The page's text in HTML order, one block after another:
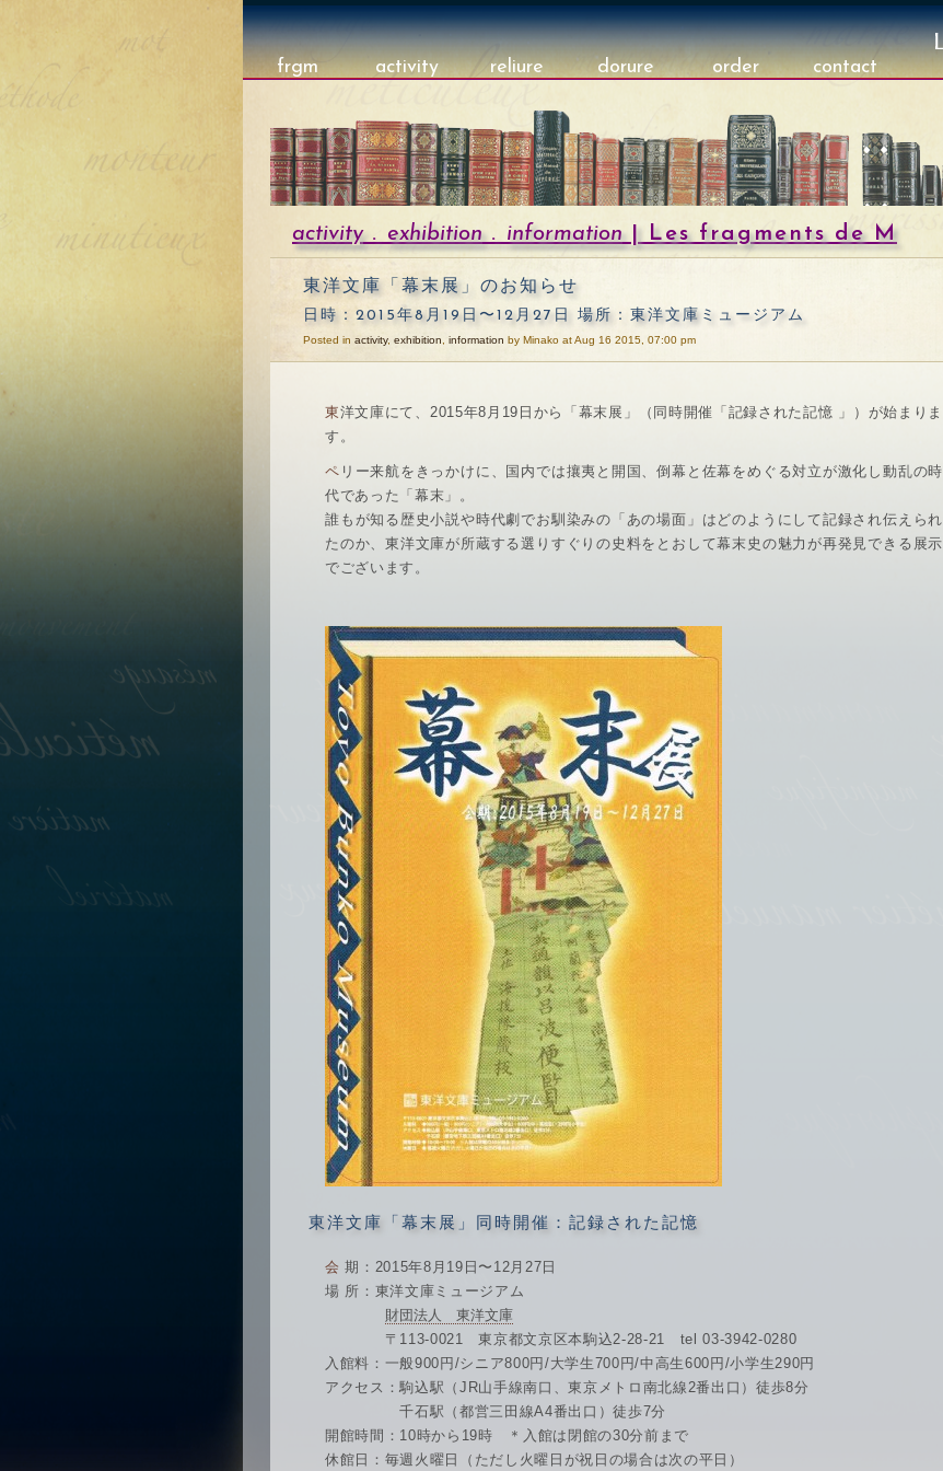
frgm activity reliure dorure order contact
activity. exhibition. information| Les fragments de M
東洋文庫「幕末展」のお知らせ
日時：2015年8月19日〜12月27日 場所：東洋文庫ミュージアム
Posted in activity, exhibition information by Minako at Aug 16 2015, 07:00 pm
東洋文庫にて、2015年8月19日から「幕末展」（同時開催「記録された記憶 」）が始まりま
す。
ペリー来航をきっかけに、国内では攘夷と開国、倒幕と佐幕をめぐる対立が激化し動乱の時
代であった「幕末」。
誰もが知る歴史小説や時代劇でお馴染みの「あの場面」はどのようにして記録され伝えられ
たのか、東洋文庫が所蔵する選りすぐりの史料をとおして幕末史の魅力が再発見できる展示
でございます。
東洋文庫「幕末展」同時開催：記録された記憶
会 期：2015年8月19日〜12月27日
場 所：東洋文庫ミュージアム
財団法人 東洋文庫
〒113-0021 東京都文京区本駒込2-28-21 tel 03-3942-0280
入館料：一般900円/シニア800円/大学生700円/中高生600円/小学生290円
アクセス：駒込駅（JR山手線南口、東京メトロ南北線2番出口）徒歩8分
千石駅（都営三田線A4番出口）徒歩7分
開館時間：10時から19時 ＊入館は閉館の30分前まで
休館日：毎週火曜日（ただし火曜日が祝日の場合は次の平日）